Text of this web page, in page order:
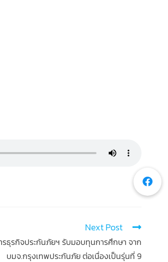
Next Post
ธุรกิจประกันภัยฯ รับมอบทุนการศึกษา จาก
บมจ.กรุงเทพประกันภัย ต่อเนื่องเป็นรุ่นที่ 9